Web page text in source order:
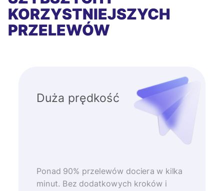
KORZYSTNIEJSZYCH
PRZELEWÓW
Duża prędkość
Ponad 90% przelewów dociera w kilka
minut. Bez dodatkowych kroków i